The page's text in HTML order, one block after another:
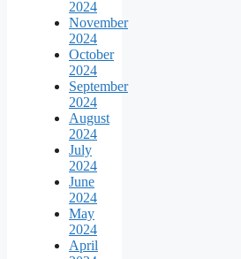
2024
November
2024
October
2024
September
2024
August
2024
July
2024
June
2024
May
2024
April